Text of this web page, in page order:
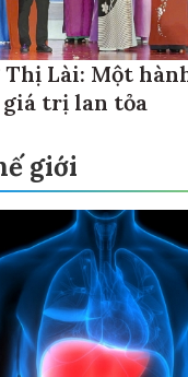
Thị Lài: Một
trị lan tỏa
giới